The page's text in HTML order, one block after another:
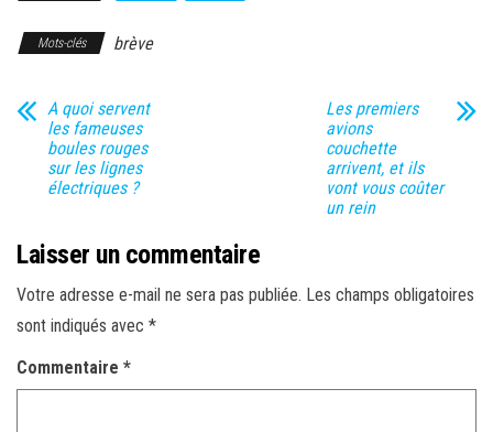
Mots-clés brève
A quoi servent
les fameuses
boules rouges
sur les lignes
électriques ?
Les premiers
avions
couchette
arrivent, et ils
vont vous coûter
un rein
Laisser un commentaire
Votre adresse e-mail ne sera pas publiée. Les champs obligatoires
sont indiqués avec *
Commentaire *